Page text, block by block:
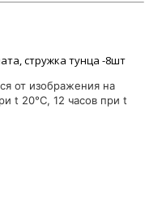
стружка тунца -8шт
от изображения на
t 20°C, 12 часов при t